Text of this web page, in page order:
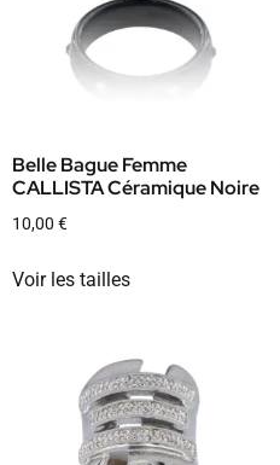
Belle Bague Femme
CALLISTA Céramique Noire
10,00 €
Voir les tailles